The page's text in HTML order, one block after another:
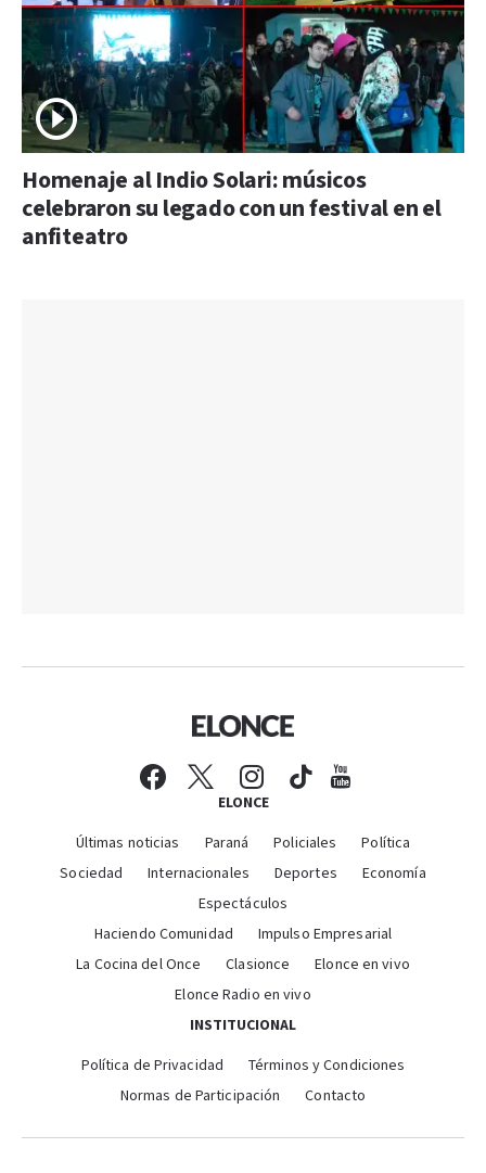
Homenaje al Indio Solari: músicos
celebraron su legado con un festival en el
anfiteatro
ELONCE
Últimas noticias Paraná Policiales
Política
Sociedad
Internacionales Deportes
Economía
Espectáculos
Haciendo Comunidad
Impulso Empresarial
La Cocina del Once
Clasionce
Elonce en vivo
Elonce Radio en vivo
INSTITUCIONAL
Política de Privacidad
Términos y Condiciones
Normas de Participación
Contacto